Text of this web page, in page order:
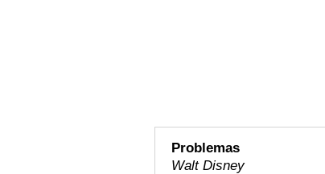
Problemas
Walt Disney